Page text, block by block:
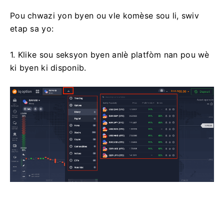
Pou chwazi yon byen ou vle komèse sou li, swiv
etap sa yo:
1. Klike sou seksyon byen anlè platfòm nan pou wè
ki byen ki disponib.